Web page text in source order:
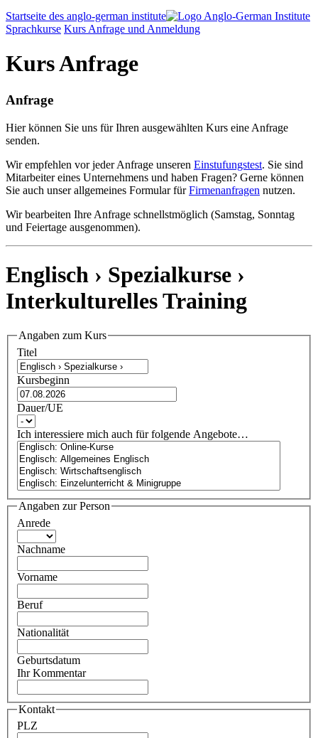
Startseite des anglo-german institute
Sprachkurse Kurs Anfrage und Anmeldung
Kurs Anfrage
Anfrage
Hier können Sie uns für Ihren ausgewählten Kurs eine Anfrage
senden.
Wir empfehlen vor jeder Anfrage unseren Einstufungstest. Sie sind
Mitarbeiter eines Unternehmens und haben Fragen? Gerne können
Sie auch unser allgemeines Formular fürFirmenanfragen nutzen.
Wir bearbeiten Ihre Anfrage schnellstmöglich (Samstag, Sonntag
und Feiertage ausgenommen).
Englisch › Spezialkurse ›
Interkulturelles Training
Angaben zum Kurs
Titel
Kursbeginn
Dauer/UE
Ich interessiere mich auch für folgende Angebote…
Angaben zur Person
Anrede
Nachname
Vorname
Beruf
Nationalität
Geburtsdatum
Ihr Kommentar
Kontakt
PLZ